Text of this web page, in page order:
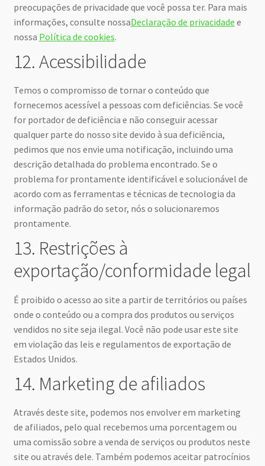
preocupações de privacidade que você possa ter. Para mais
informações, consulte nossaDeclaração de privacidade e
nossa Política de cookies.
12. Acessibilidade
Temos o compromisso de tornar o conteúdo que
fornecemos acessível a pessoas com deficiências. Se você
for portador de deficiência e não conseguir acessar
qualquer parte do nosso site devido à sua deficiência,
pedimos que nos envie uma notificação, incluindo uma
descrição detalhada do problema encontrado. Se o
problema for prontamente identificável e solucionável de
acordo com as ferramentas e técnicas de tecnologia da
informação padrão do setor, nós o solucionaremos
prontamente.
13. Restrições à
exportação/conformidade legal
É proibido o acesso ao site a partir de territórios ou países
onde o conteúdo ou a compra dos produtos ou serviços
vendidos no site seja ilegal. Você não pode usar este site
em violação das leis e regulamentos de exportação de
Estados Unidos.
14. Marketing de afiliados
Através deste site, podemos nos envolver em marketing
de afiliados, pelo qual recebemos uma porcentagem ou
uma comissão sobre a venda de serviços ou produtos neste
site ou através dele. Também podemos aceitar patrocínios